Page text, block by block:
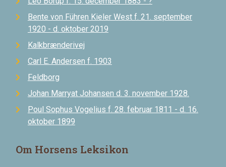
Bente von Führen Kieler West f. 21. september
1920 - d. oktober 2019
Kalkbrænderivej
Carl E. Andersen f. 1903
Feldborg
Johan Marryat Johansen d. 3. november 1928.
Poul Sophus Vogelius f. 28. februar 1811 - d. 16.
oktober 1899
Om Horsens Leksikon